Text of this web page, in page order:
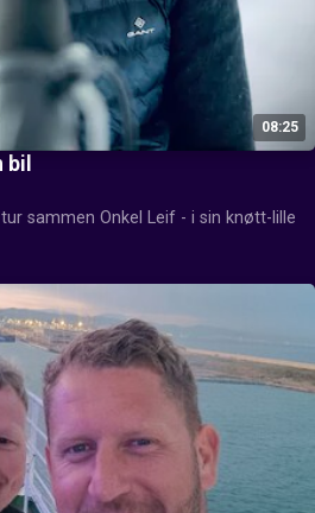
08:25
bil
sammen Onkel Leif - i sin knøtt-lille